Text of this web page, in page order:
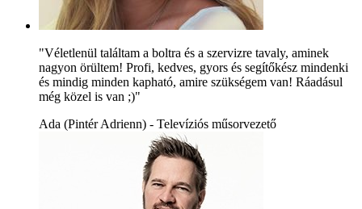
"Véletlenül találtam a boltra és a szervizre tavaly, aminek
nagyon örültem! Profi, kedves, gyors és segítőkész mindenki
és mindig minden kapható, amire szükségem van! Ráadásul
még közel is van ;)"
Ada (Pintér Adrienn) - Televíziós műsorvezető